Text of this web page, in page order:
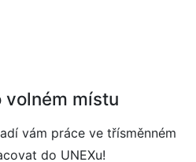
volném místu
vám práce ve třísměnném
do UNEXu!